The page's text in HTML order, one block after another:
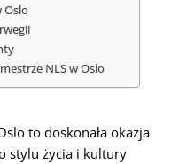
Oslo
NLS w Oslo
to doskonała okazja
stylu życia i kultury